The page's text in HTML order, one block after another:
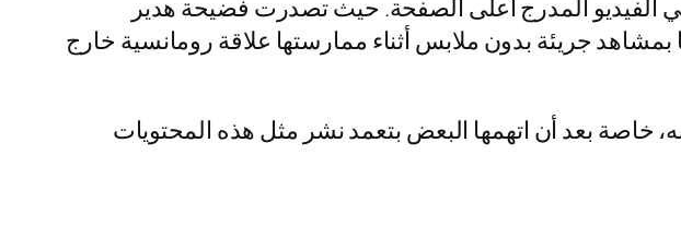
الفيديو المدرج أعلى الصفحة. حيث تصدرت فضيحة هدير
فيها بمشاهد جريئة بدون ملابس أثناء ممارستها علاقة رومانسية خارج
خاصة بعد أن اتهمها البعض بتعمد نشر مثل هذه المحتويات